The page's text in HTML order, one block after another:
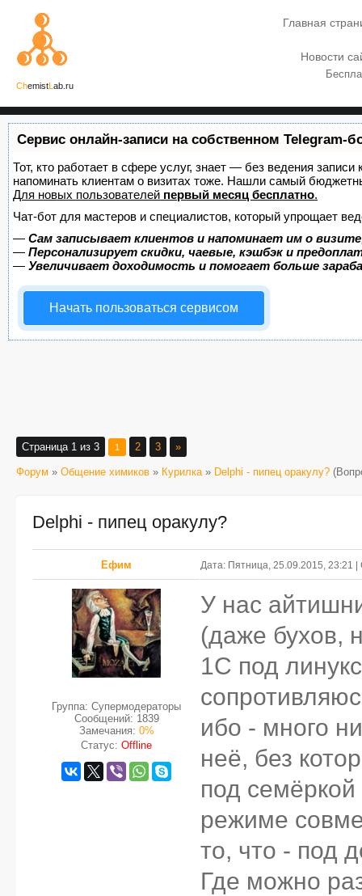
ChemistL ab.ru
Главная
Новости
Сервис онлайн-записи на собственном Telegram-
Тот, кто работает в сфере услуг, знает — без ведения
напоминать клиентам о визитах тоже. Нашли самый
Для новых пользователей первый месяц бесплатно.
Чат-бот для мастеров и специалистов, который упрощает
— Сам записывает клиентов и напоминает им о
— Персонализирует скидки, чаевые, кэшбэк и
— Увеличивает доходимость и помогает больше
Начать пользоваться сервисом
Страница 1 из 3 1 2 3 »
Форум » Общение химиков » Курилка » Delphi - пипец оракулу?
Delphi - пипец оракулу?
Ефим Дата: Пятница, 25.09.2015, 23:21
Группа: Супермодераторы
Сообщений: 1839
Замечания: 0%
Статус: Offline
У нас
(даже бухов,
1С под
ибо - много
неё, без
под
режиме
то, что - под
Где можно